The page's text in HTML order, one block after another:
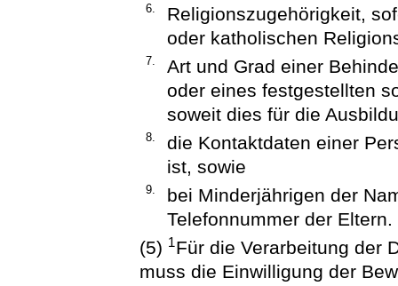
6.
Religionszugehörigkeit,
oder katholischen
7.
Art und Grad einer
oder eines festgestellten
soweit dies für die
8.
die Kontaktdaten einer
ist, sowie
9.
bei Minderjährigen der
Telefonnummer der Eltern.
(5) 1Für die Verarbeitung der
muss die Einwilligung der